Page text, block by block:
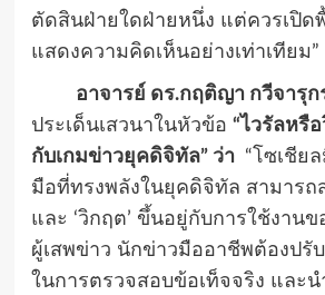
ตัดสินฝ่ายใดฝ่ายหนึ่ง แต่ควรเปิด
แสดงความคิดเห็นอย่างเท่าเทียม”
อาจารย์ ดร.กฤติญา กวีจารุ
ประเด็นเสวนาในหัวข้อ “ ไวรัลหรื
กับเกมข่าวยุคดิจิทัล” ว่า “โซเชีย
มือที่ทรงพลังในยุคดิจิทัล สามารถส
และ ‘วิกฤต’ ขึ้นอยู่กับการใช้งาน
ผู้เสพข่าว นักข่าวมืออาชีพต้องปรั
ในการตรวจสอบข้อเท็จจริง และน